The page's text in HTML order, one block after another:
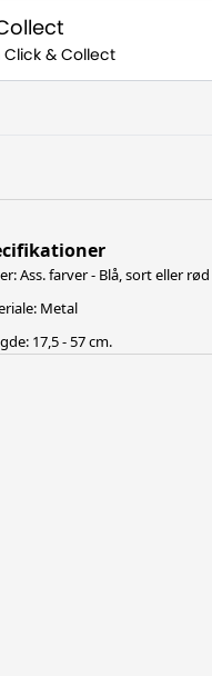
Click & Collect
Ass. farver - Blå, sort eller rød
Metal
17,5 - 57 cm.